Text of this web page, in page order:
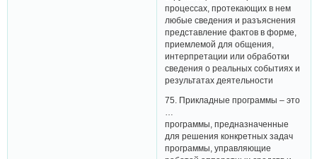
процессах, протекающих в нем
любые сведения и разъяснения
представление фактов в форме,
приемлемой для общения,
интерпретации или обработки
сведения о реальных событиях и
результатах деятельности
75. Прикладные программы – это
программы, предназначенные
для решения конкретных задач
программы, управляющие